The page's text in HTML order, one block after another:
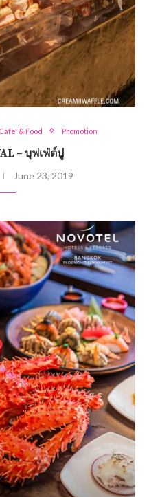
Cafe' & Food Promotion
– บุฟเฟ่ต์ปู
June 23, 2019